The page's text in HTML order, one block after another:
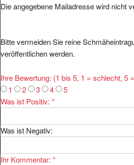
Die angegebene Mailadresse wird nicht
Bitte vermeiden Sie reine
veröffentlichen werden.
Ihre Bewertung: (1 bis 5, 1 = schlecht, 5
1
2 3 4
5
Was ist Positiv: *
Was ist Negativ:
Ihr Kommentar: *